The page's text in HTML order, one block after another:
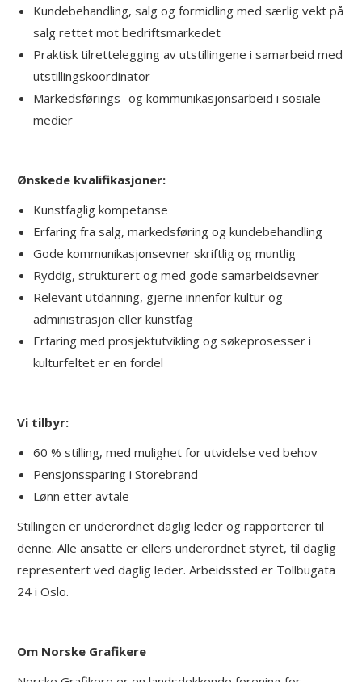
Kundebehandling, salg og formidling med særlig vekt på
salg rettet mot bedriftsmarkedet
Praktisk tilrettelegging av utstillingene i samarbeid med
utstillingskoordinator
Markedsførings- og kommunikasjonsarbeid i sosiale
medier
Ønskede kvalifikasjoner:
Kunstfaglig kompetanse
Erfaring fra salg, markedsføring og kundebehandling
Gode kommunikasjonsevner skriftlig og muntlig
Ryddig, strukturert og med gode samarbeidsevner
Relevant utdanning, gjerne innenfor kultur og
administrasjon eller kunstfag
Erfaring med prosjektutvikling og søkeprosesser i
kulturfeltet er en fordel
Vi tilbyr:
60 % stilling, med mulighet for utvidelse ved behov
Pensjonssparing i Storebrand
Lønn etter avtale
Stillingen er underordnet daglig leder og rapporterer til
denne. Alle ansatte er ellers underordnet styret, til daglig
representert ved daglig leder. Arbeidssted er Tollbugata
24 i Oslo.
Om Norske Grafikere